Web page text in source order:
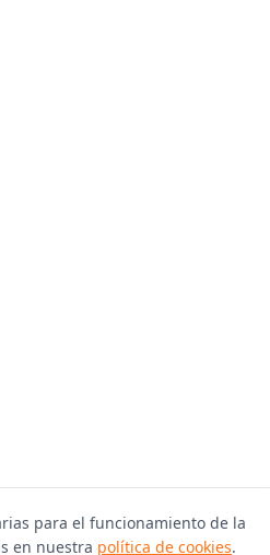
los derechos reservados.
para el funcionamiento de la
en nuestra política de cookies.